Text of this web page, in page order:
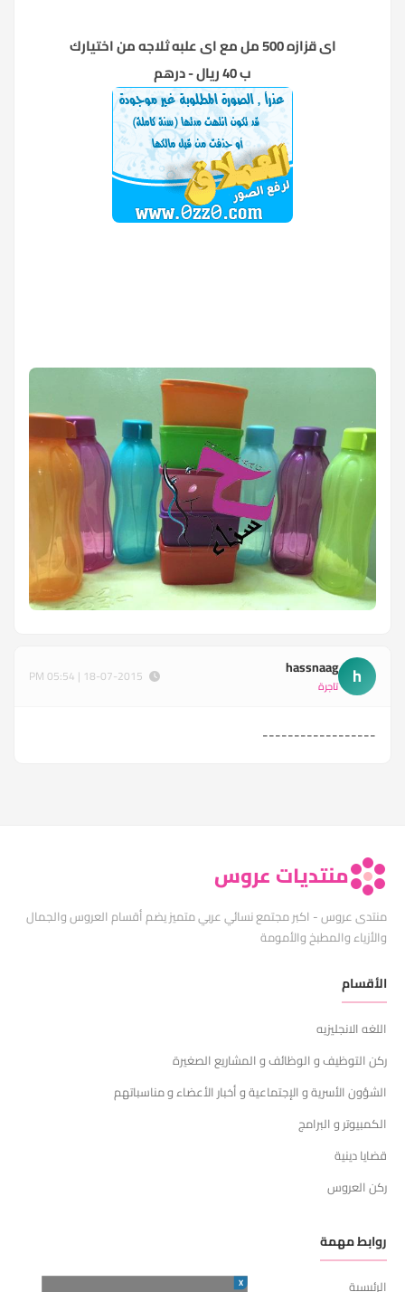
اى قزازه 500 مل مع اى علبه ثلاجه من اختيارك
ب 40 ريال - درهم
h
hassnaag
تاجرة
------------------
منتديات عروس
منتدى عروس - اكبر مجتمع نسائي عربي متميز يضم أقسام العروس والجمال
والأزياء والمطبخ والأمومة
الأقسام
اللغه الانجليزيه
ركن التوظيف و الوظائف و المشاريع الصغيرة
الشؤون الأسرية و الإجتماعية و أخبار الأعضاء و مناسباتهم
الكمبيوتر و البرامج
قضايا دينية
ركن العروس
روابط مهمة
الرئيسية X